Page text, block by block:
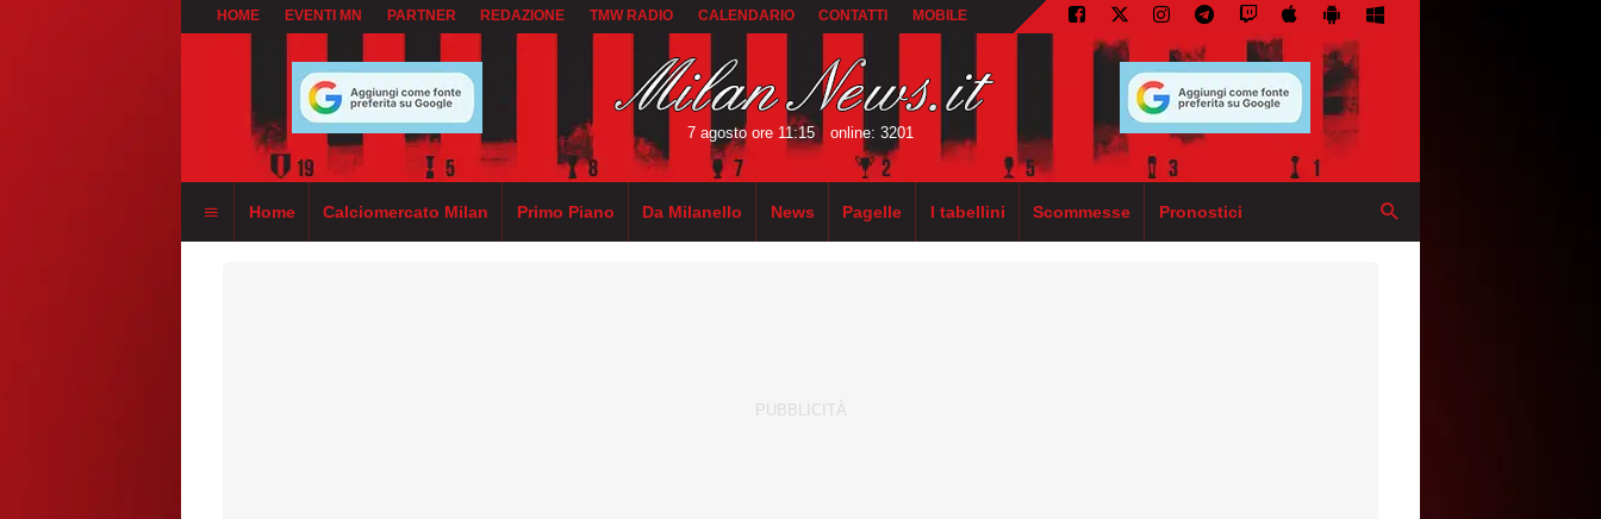
HOME EVENTI MN PARTNER REDAZIONE TMW RADIO CALENDARIO CONTATTI MOBILE
7 agosto ore 11:15 online: 3201
Home Calciomercato Milan Primo Piano Da Milanello News Pagelle I tabellini Scommesse Pronostici